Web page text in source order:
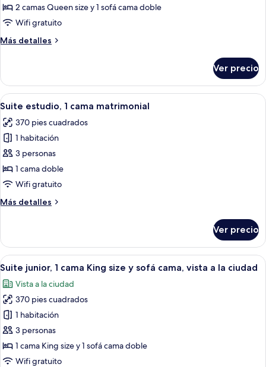
sofá
cama
de
Suite
estudio,
varias
2 camas Queen size y 1 sofá cama doble
Wifi gratuito
Más detalles
Más
estudio,
varias
camas
Ver precio
Abrir
todas
las
fotos
de
Suite
estudio,
cama
Una habitación de hotel con una
6
Suite estudio, 1 cama matrimonial
370 pies cuadrados
1 habitación
3 personas
1 cama doble
Wifi gratuito
Más detalles
Más
estudio,
cama
matrimonial
Ver precio
Abrir
todas
las
fotos
de
Suite
junior,
1
Una cocina moderna con
6
Suite junior, 1 cama King size y sofá cama, vista a la ciudad
Vista a la ciudad
370 pies cuadrados
1 habitación
3 personas
1 cama King size y 1 sofá cama doble
Wifi gratuito